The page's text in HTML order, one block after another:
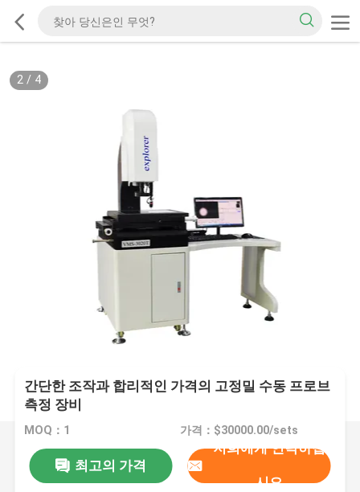
2/ 4
간단한 조작과 합리적인 가격의 고정밀 수동 프로브
측정 장비
MOQ：1 가격：$30000.00/sets
최고의 가격
저희에게 연락하십
시오